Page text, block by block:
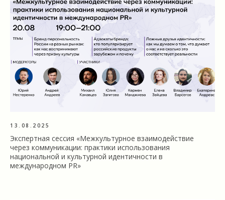
13.08.2025
Экспертная сессия «Межкультурное взаимодействие
через коммуникации: практики использования
национальной и культурной идентичности в
международном PR»